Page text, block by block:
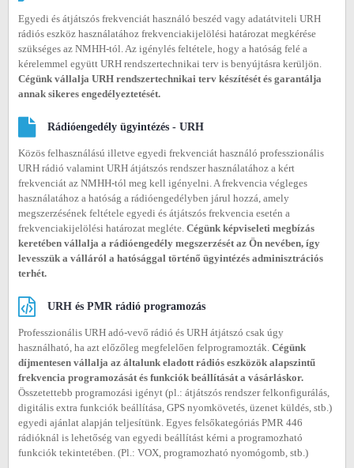
Egyedi és átjátszós frekvenciát használó beszéd vagy adatátviteli URH
rádiós eszköz használatához frekvenciakijelölési határozat megkérése
szükséges az NMHH-tól. Az igénylés feltétele, hogy a hatóság felé a
kérelemmel együtt URH rendszertechnikai terv is benyújtásra kerüljön.
Cégünk vállalja URH rendszertechnikai terv készítését és garantálja
annak sikeres engedélyeztetését.
Rádióengedély ügyintézés - URH
Közös felhasználású illetve egyedi frekvenciát használó professzionális
URH rádió valamint URH átjátszós rendszer használatához a kért
frekvenciát az NMHH-tól meg kell igényelni. A frekvencia végleges
használatához a hatóság a rádióengedélyben járul hozzá, amely
megszerzésének feltétele egyedi és átjátszós frekvencia esetén a
frekvenciakijelölési határozat megléte. Cégünk képviseleti megbízás
keretében vállalja a rádióengedély megszerzését az Ön nevében, így
levesszük a válláról a hatósággal történő ügyintézés adminisztrációs
terhét.
URH és PMR rádió programozás
Professzionális URH adó-vevő rádió és URH átjátszó csak úgy
használható, ha azt előzőleg megfelelően felprogramozták. Cégünk
díjmentesen vállalja az általunk eladott rádiós eszközök alapszintű
frekvencia programozását és funkciók beállítását a vásárláskor.
Összetettebb programozási igényt (pl.: átjátszós rendszer felkonfigurálás,
digitális extra funkciók beállítása, GPS nyomkövetés, üzenet küldés, stb.)
egyedi ajánlat alapján teljesítünk. Egyes felsőkategóriás PMR 446
rádióknál is lehetőség van egyedi beállítást kérni a programozható
funkciók tekintetében. (Pl.: VOX, programozható nyomógomb, stb.)